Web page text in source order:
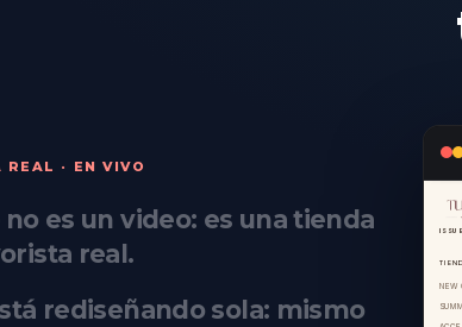
REAL · EN VIVO
no es un video: es una tienda
real.
rediseñando sola: mismo